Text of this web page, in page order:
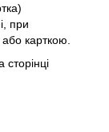
при
карткою.